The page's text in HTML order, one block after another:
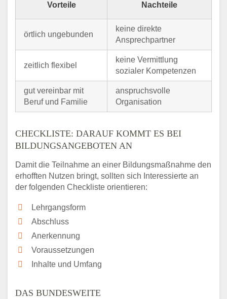
Vorteile Nachteile
örtlich ungebunden
keine direkte
Ansprechpartner
zeitlich flexibel
keine Vermittlung
sozialer Kompetenzen
gut vereinbar mit
Beruf und Familie
anspruchsvolle
Organisation
CHECKLISTE: DARAUF KOMMT ES BEI
BILDUNGSANGEBOTEN AN
Damit die Teilnahme an einer Bildungsmaßnahme den
erhofften Nutzen bringt, sollten sich Interessierte an
der folgenden Checkliste orientieren:
Lehrgangsform
Abschluss
Anerkennung
Voraussetzungen
Inhalte und Umfang
DAS BUNDESWEITE